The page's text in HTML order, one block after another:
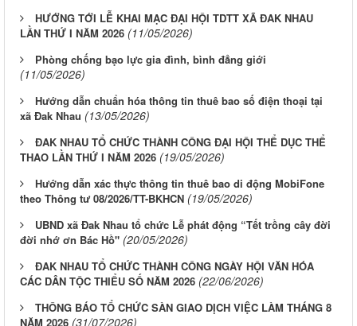
HƯỚNG TỚI LỄ KHAI MẠC ĐẠI HỘI TDTT XÃ ĐAK NHAU
LẦN THỨ I NĂM 2026 (11/05/2026)
Phòng chống bạo lực gia đình, bình đẳng giới
(11/05/2026)
Hướng dẫn chuẩn hóa thông tin thuê bao số điện thoại tại
xã Đak Nhau (13/05/2026)
ĐAK NHAU TỔ CHỨC THÀNH CÔNG ĐẠI HỘI THỂ DỤC THỂ
THAO LẦN THỨ I NĂM 2026 (19/05/2026)
Hướng dẫn xác thực thông tin thuê bao di động MobiFone
theo Thông tư 08/2026/TT-BKHCN (19/05/2026)
UBND xã Đak Nhau tổ chức Lễ phát động “Tết trồng cây đời
đời nhớ ơn Bác Hồ" (20/05/2026)
ĐAK NHAU TỔ CHỨC THÀNH CÔNG NGÀY HỘI VĂN HÓA
CÁC DÂN TỘC THIỂU SỐ NĂM 2026 (22/06/2026)
THÔNG BÁO TỔ CHỨC SÀN GIAO DỊCH VIỆC LÀM THÁNG 8
NĂM 2026 (31/07/2026)